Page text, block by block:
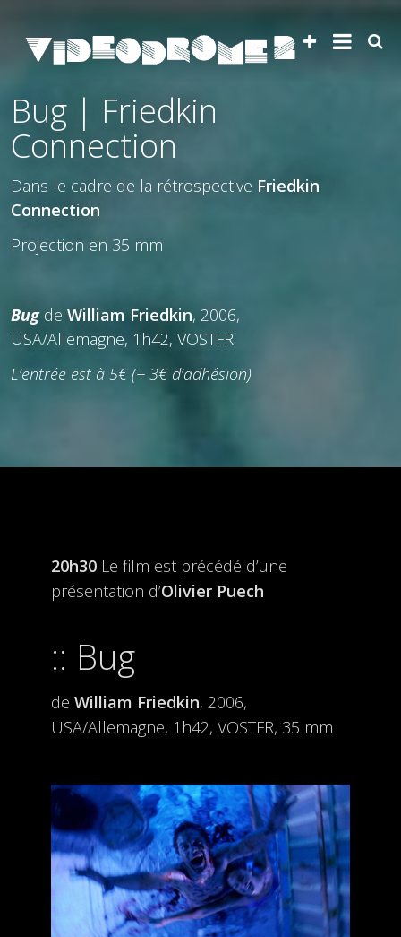
Bug | Friedkin
Connection
Dans le cadre de la rétrospective Friedkin
Connection
Projection en 35 mm
Bugde William Friedkin, 2006,
USA/Allemagne, 1h42, VOSTFR
L’entrée est à 5€ (+ 3€ d’adhésion)
20h30 Le film est précédé d’une
présentation d’Olivier Puech
Bug
de William Friedkin, 2006,
USA/Allemagne, 1h42, VOSTFR, 35 mm